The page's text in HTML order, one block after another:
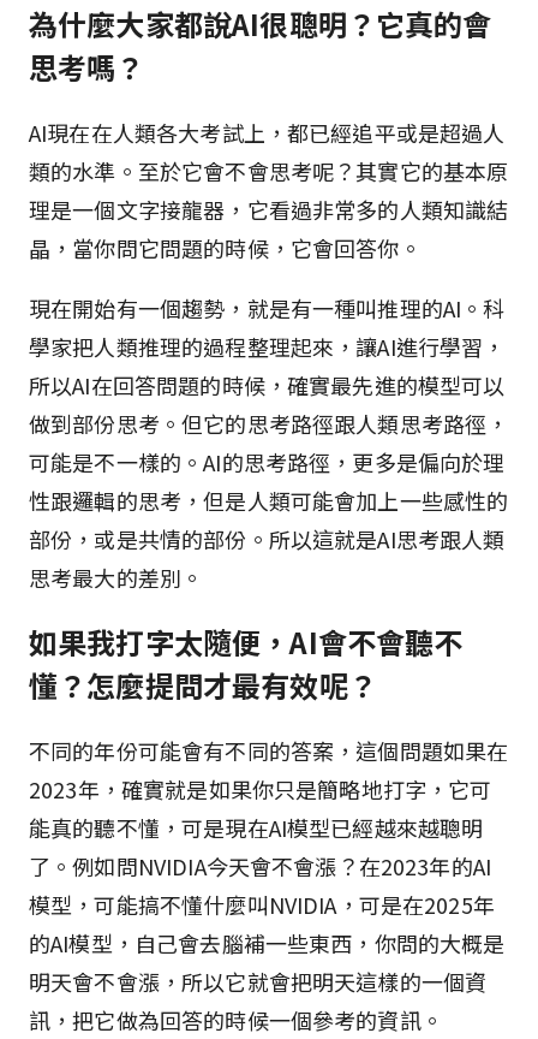
為什麼大家都說AI很聰明？它真的會
思考嗎？
AI現在在人類各大考試上，都已經追平或是超過人
類的水準。至於它會不會思考呢？其實它的基本原
理是一個文字接龍器，它看過非常多的人類知識結
晶，當你問它問題的時候，它會回答你。
現在開始有一個趨勢，就是有一種叫推理的AI。科
學家把人類推理的過程整理起來，讓AI進行學習，
所以AI在回答問題的時候，確實最先進的模型可以
做到部份思考。但它的思考路徑跟人類思考路徑，
可能是不一樣的。AI的思考路徑，更多是偏向於理
性跟邏輯的思考，但是人類可能會加上一些感性的
部份，或是共情的部份。所以這就是AI思考跟人類
思考最大的差別。
如果我打字太隨便，AI會不會聽不
懂？怎麼提問才最有效呢？
不同的年份可能會有不同的答案，這個問題如果在
2023年，確實就是如果你只是簡略地打字，它可
能真的聽不懂，可是現在AI模型已經越來越聰明
了。例如問NVIDIA今天會不會漲？在2023年的AI
模型，可能搞不懂什麼叫NVIDIA，可是在2025年
的AI模型，自己會去腦補一些東西，你問的大概是
明天會不會漲，所以它就會把明天這樣的一個資
訊，把它做為回答的時候一個參考的資訊。